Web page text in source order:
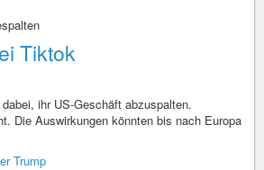
Tiktok
ihr US-Geschäft abzuspalten.
Die Auswirkungen könnten bis nach Europa
Trump